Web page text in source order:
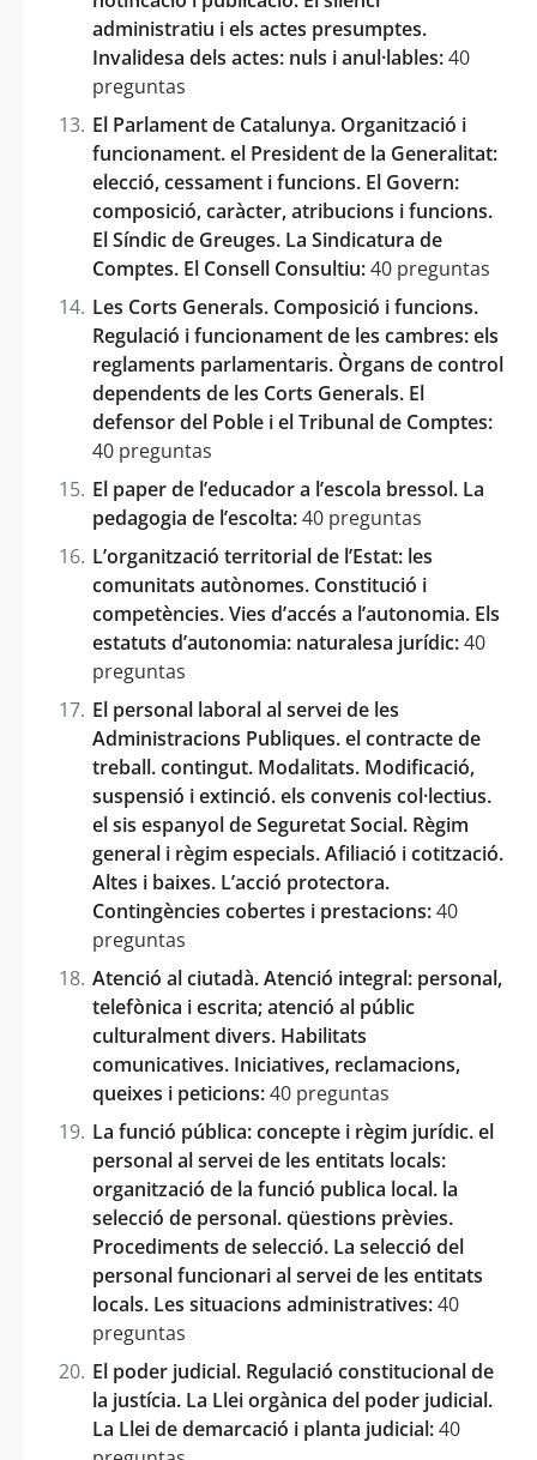
administratiu i els actes presumptes.
Invalidesa dels actes: nuls i anul·lables:40
preguntas
El Parlament de Catalunya. Organització i
funcionament. el President de la Generalitat:
elecció, cessament i funcions. El Govern:
composició, caràcter, atribucions i funcions.
El Síndic de Greuges. La Sindicatura de
Comptes. El Consell Consultiu:40 preguntas
Les Corts Generals. Composició i funcions.
Regulació i funcionament de les cambres: els
reglaments parlamentaris. Òrgans de control
dependents de les Corts Generals. El
defensor del Poble i el Tribunal de Comptes:
40 preguntas
El paper de l’educador a l’escola bressol. La
pedagogia de l’escolta:40 preguntas
L’organització territorial de l’Estat: les
comunitats autònomes. Constitució i
competències. Vies d’accés a l’autonomia. Els
estatuts d’autonomia: naturalesa jurídic:40
preguntas
El personal laboral al servei de les
Administracions Publiques. el contracte de
treball. contingut. Modalitats. Modificació,
suspensió i extinció. els convenis col·lectius.
el sis espanyol de Seguretat Social. Règim
general i règim especials. Afiliació i cotització.
Altes i baixes. L’acció protectora.
Contingències cobertes i prestacions:40
preguntas
Atenció al ciutadà. Atenció integral: personal,
telefònica i escrita; atenció al públic
culturalment divers. Habilitats
comunicatives. Iniciatives, reclamacions,
queixes i peticions:40 preguntas
La funció pública: concepte i règim jurídic. el
personal al servei de les entitats locals:
organització de la funció publica local. la
selecció de personal. qüestions prèvies.
Procediments de selecció. La selecció del
personal funcionari al servei de les entitats
locals. Les situacions administratives:40
preguntas
El poder judicial. Regulació constitucional de
la justícia. La Llei orgànica del poder judicial.
La Llei de demarcació i planta judicial:40